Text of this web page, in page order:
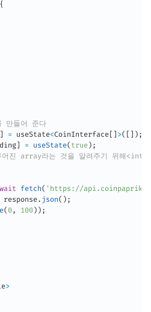
{
들어 준다
= useState<CoinInterface >( ) ;
= useState( true ) ;
진 array라는 것을 알려주기 위해
fetch( 'https://
response. json( ) ;
( 0, 100 ) ) ;
>